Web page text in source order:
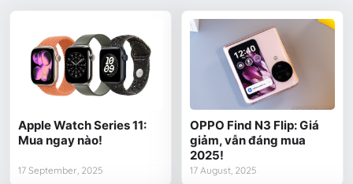
Apple Watch Series 11:
Mua ngay nào!
17 September, 2025
OPPO Find N3 Flip: Giá
giảm, vẫn đáng mua
2025!
17 August, 2025